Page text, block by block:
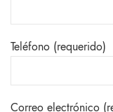
Teléfono (requerido)
Correo electrónico